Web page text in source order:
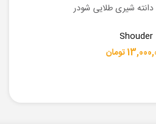
دانته شیری طلایی شودر
Shouder
تومان